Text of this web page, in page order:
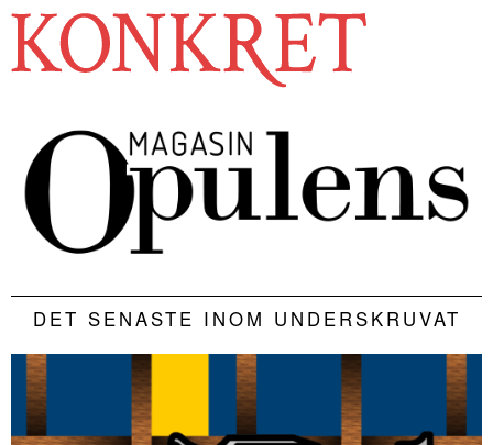
DET SENASTE INOM UNDERSKRUVAT